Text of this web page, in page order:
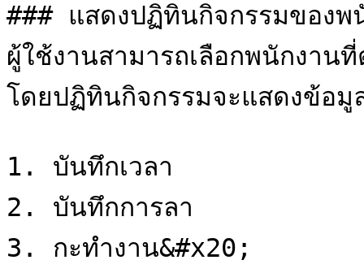
### แสดงปฏิทินกิจกรรมของพ
ผู้ใช้งานสามารถเลือกพนักงาน
โดยปฏิทินกิจกรรมจะแสดงข้อมู
1. บันทึกเวลา
2. บันทึกการลา
3. กะทำงาน&#x20;